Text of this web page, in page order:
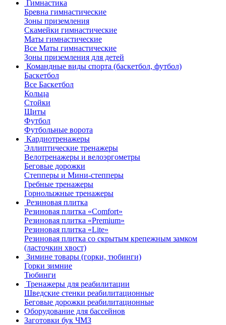
Гимнастика
Бревна гимнастические
Зоны приземления
Скамейки гимнастические
Маты гимнастические
Все Маты гимнастические
Зоны приземления для детей
Командные виды спорта (баскетбол, футбол)
Баскетбол
Все Баскетбол
Кольца
Стойки
Щиты
Футбол
Футбольные ворота
Кардиотренажеры
Эллиптические тренажеры
Велотренажеры и велоэргометры
Беговые дорожки
Степперы и Мини-степперы
Гребные тренажеры
Горнолыжные тренажеры
Резиновая плитка
Резиновая плитка «Comfort»
Резиновая плитка «Premium»
Резиновая плитка «Lite»
Резиновая плитка со скрытым крепежным замком
(ласточкин хвост)
Зимине товары (горки, тюбинги)
Горки зимние
Тюбинги
Тренажеры для реабилитации
Шведские стенки реабилитационные
Беговые дорожки реабилитационные
Оборудование для бассейнов
Заготовки бук ЧМЗ